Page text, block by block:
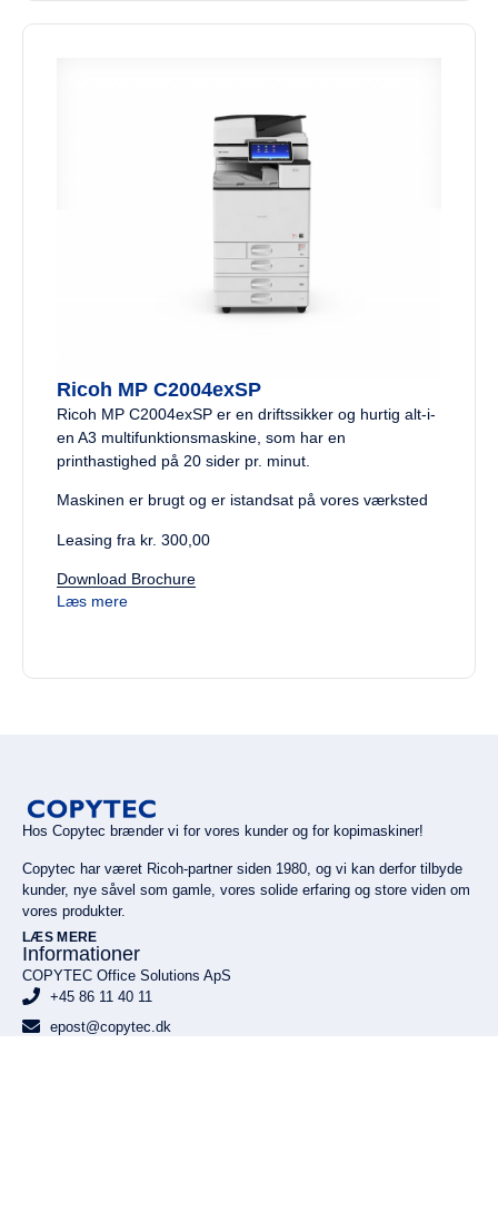
Ricoh MP C2004exSP
Ricoh MP C2004exSP er en driftssikker og hurtig alt-i-
en A3 multifunktionsmaskine, som har en
printhastighed på 20 sider pr. minut.
Maskinen er brugt og er istandsat på vores værksted
Leasing fra kr. 300,00
Download Brochure
Læs mere
Hos Copytec brænder vi for vores kunder og for kopimaskiner!
Copytec har været Ricoh-partner siden 1980, og vi kan derfor tilbyde
kunder, nye såvel som gamle, vores solide erfaring og store viden om
vores produkter.
LÆS MERE
Informationer
COPYTEC Office Solutions ApS
+45 86 11 40 11
epost@copytec.dk